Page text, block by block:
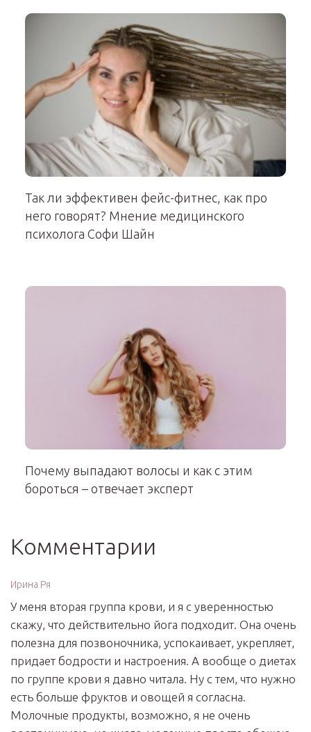
Так ли эффективен фейс-фитнес, как про
него говорят? Мнение медицинского
психолога Софи Шайн
Почему выпадают волосы и как с этим
бороться – отвечает эксперт
Комментарии
Ирина Ря
У меня вторая группа крови, и я с уверенностью
скажу, что действительно йога подходит. Она очень
полезна для позвоночника, успокаивает, укрепляет,
придает бодрости и настроения. А вообще о диетах
по группе крови я давно читала. Ну с тем, что нужно
есть больше фруктов и овощей я согласна.
Молочные продукты, возможно, я не очень